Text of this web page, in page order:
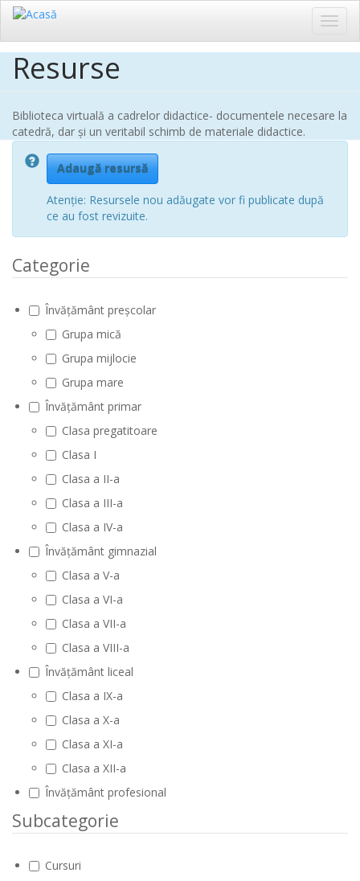
Sari
principal
Resurse
Biblioteca virtuală a cadrelor didactice- documentele necesare la
catedră, dar și un veritabil schimb de materiale didactice.
Adaugă resursă
Atenție: Resursele nou adăugate vor fi publicate după
ce au fost revizuite.
Categorie
Învățământ preșcolar
Grupa mică
Grupa mijlocie
Grupa mare
Învățământ primar
Clasa pregatitoare
Clasa I
Clasa a II-a
Clasa a III-a
Clasa a IV-a
Învățământ gimnazial
Clasa a V-a
Clasa a VI-a
Clasa a VII-a
Clasa a VIII-a
Învățământ liceal
Clasa a IX-a
Clasa a X-a
Clasa a XI-a
Clasa a XII-a
Învățământ profesional
Subcategorie
Cursuri